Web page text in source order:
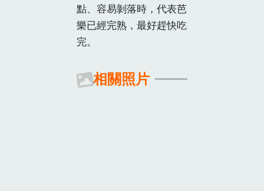
點、容易剝落時，代表芭
樂已經完熟，最好趕快吃
完。
相關照片